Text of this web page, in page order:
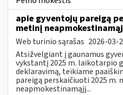
apie gyventojų pareigą
metinį
Web turinio sąrašas 2026-03-
Atsižvelgiant į gaunamus
vykstantį 2025 m. laikotarpio
deklaravimą, teikiame
pareigą perskaičiuoti 2025 m.
neapmokestinamąjį...